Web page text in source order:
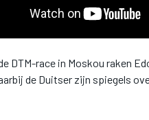
DTM-race in Moskou raken
de Duitser zijn spiegels